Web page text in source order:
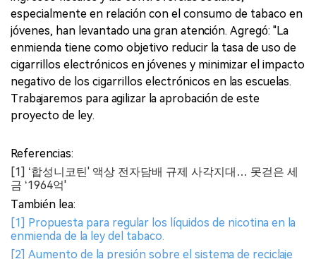
especialmente en relación con el consumo de tabaco en
jóvenes, han levantado una gran atención. Agregó: "La
enmienda tiene como objetivo reducir la tasa de uso de
cigarrillos electrónicos en jóvenes y minimizar el impacto
negativo de los cigarrillos electrónicos en las escuelas.
Trabajaremos para agilizar la aprobación de este
proyecto de ley.
Referencias:
[1] ‘합성니코틴' 액상 전자담배 규제 사각지대… 못걷은 세
금 ‘1964억'
También lea:
[1] Propuesta para regular los líquidos de nicotina en la
enmienda de la ley del tabaco.
[2] Aumento de la presión sobre el sistema de reciclaje